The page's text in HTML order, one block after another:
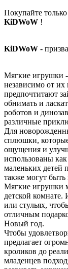
Покупайте
KiDWoW !
KiDWoW -
Мягкие игрушки -
независимо от
предпочтитают
обнимать и
роботов и
различные
Для
сплюшки,
ощущения и
использованы
маленьких
также могут быть
Мягкие игрушки
детской комнате.
или стульях,
отличным
Новый год.
Чтобы
предлагает
кроликов до
младенцев